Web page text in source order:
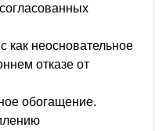
как неосновательное
отказе от
обогащение.